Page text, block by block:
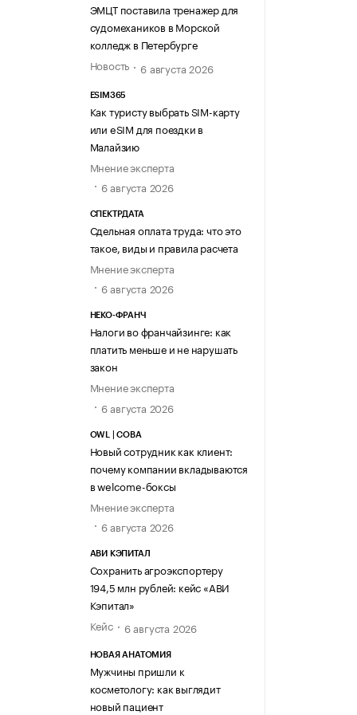
ЭМЦТ поставила тренажер для
судомехаников в Морской
колледж в Петербурге
Новость
6 августа 2026
ESIM365
Как туристу выбрать SIM-карту
или eSIM для поездки в
Малайзию
Мнение эксперта
6 августа 2026
СПЕКТРДАТА
Сдельная оплата труда: что это
такое, виды и правила расчета
Мнение эксперта
6 августа 2026
НЕКО-ФРАНЧ
Налоги во франчайзинге: как
платить меньше и не нарушать
закон
Мнение эксперта
6 августа 2026
OWL | СОВА
Новый сотрудник как клиент:
почему компании вкладываются
в welcome-боксы
Мнение эксперта
6 августа 2026
АВИ КЭПИТАЛ
Сохранить агроэкспортеру
194,5 млн рублей: кейс «АВИ
Кэпитал»
Кейс
6 августа 2026
НОВАЯ АНАТОМИЯ
Мужчины пришли к
косметологу: как выглядит
новый пациент